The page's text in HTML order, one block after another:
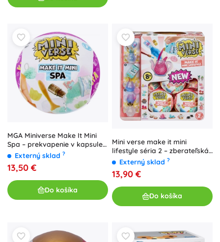
MGA Miniverse Make It Mini
Spa – prekvapenie v kapsule
(1 kus)
Externý sklad ?
13,50 €
Do košíka
Mini verse make it mini
lifestyle séria 2 – zberateľská
prekvapivá kapsula 1 ks
Externý sklad ?
13,90 €
Do košíka